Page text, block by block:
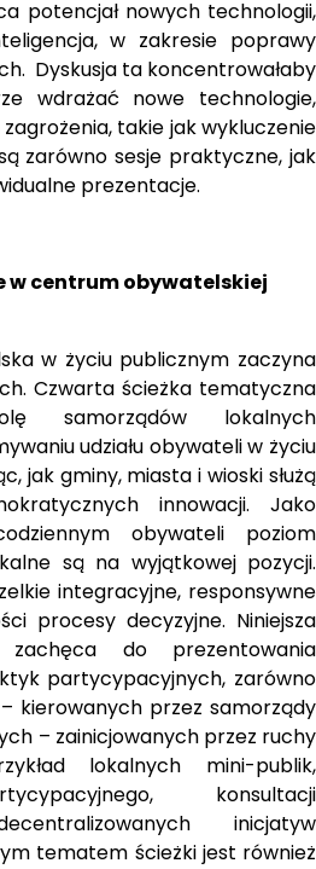
potencjał nowych technologii,
w zakresie poprawy
Dyskusja ta koncentrowałaby
wdrażać nowe technologie,
takie jak wykluczenie
zarówno sesje praktyczne, jak
prezentacje.
w centrum obywatelskiej
w życiu publicznym zaczyna
Czwarta ścieżka tematyczna
samorządów lokalnych
udziału obywateli w życiu
jak gminy, miasta i wioski służą
innowacji. Jako
obywateli poziom
są na wyjątkowej pozycji.
integracyjne, responsywne
procesy decyzyjne. Niniejsza
do prezentowania
partycypacyjnych, zarówno
kierowanych przez samorządy
– zainicjowanych przez ruchy
lokalnych mini-publik,
konsultacji
inicjatyw
tematem ścieżki jest również